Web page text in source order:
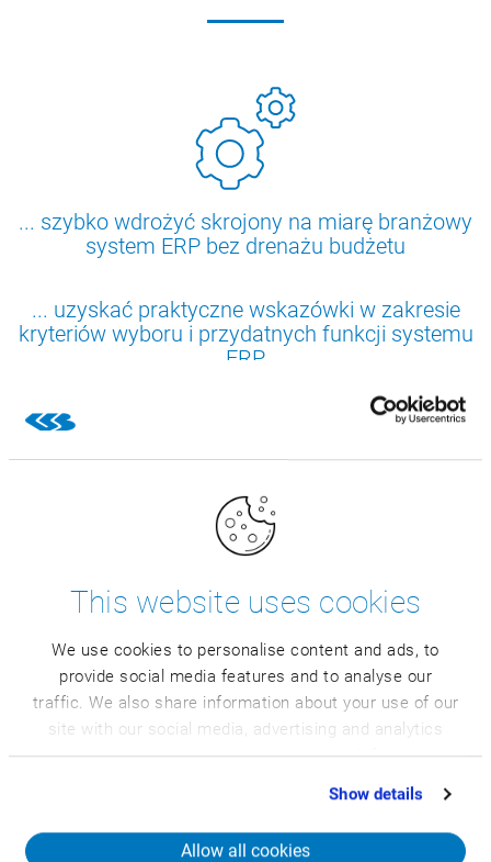
This website uses cookies
We use cookies to personalise content and ads, to
provide social media features and to analyse our
traffic. We also share information about your use of our
site with our social media, advertising and analytics
partners who may combine it with other information
that you’ve provided to them or that they’ve collected
Show details
Allow all cookies
... szybko wdrożyć skrojony na miarę branżowy
system ERP bez drenażu budżetu
... uzyskać praktyczne wskazówki w zakresie
kryteriów wyboru i przydatnych funkcji systemu
ERP
...efektywnie zarządzać firmą oraz sukcesywnie
Nasi referenci
Arkadiusz
Krzywiński
spożywczej
Adrian Bogacz
spożywczej
Adrian Bogacz